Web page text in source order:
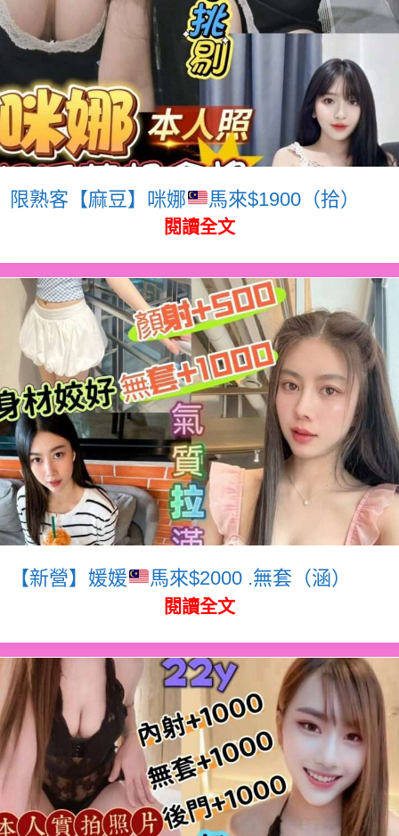
限熟客【麻豆】咪娜 馬來$1900（拾）
閱讀全文
【新營】媛媛 馬來$2000 .無套（涵）
閱讀全文